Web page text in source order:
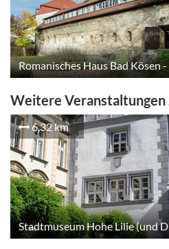
Weitere Veranstaltungen
6,32 km